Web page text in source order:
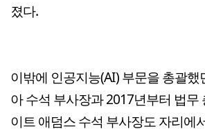
졌다.
이밖에 인공지능(AI) 부문을 총괄했
아 수석 부사장과 2017년부터 법무
이트 애덤스 수석 부사장도 자리에